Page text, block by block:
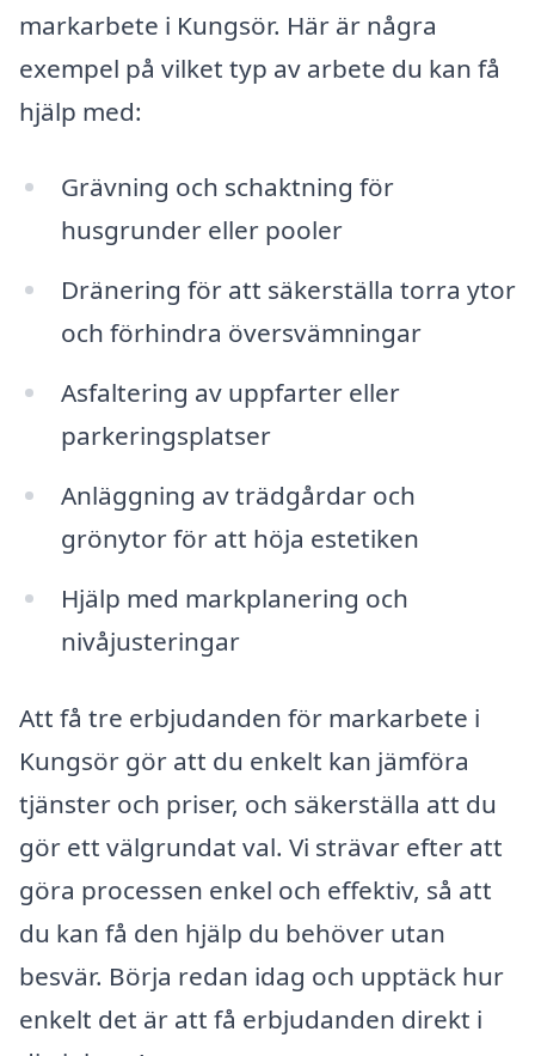
markarbete i Kungsör. Här är några
exempel på vilket typ av arbete du kan få
hjälp med:
Grävning och schaktning för
husgrunder eller pooler
Dränering för att säkerställa torra ytor
och förhindra översvämningar
Asfaltering av uppfarter eller
parkeringsplatser
Anläggning av trädgårdar och
grönytor för att höja estetiken
Hjälp med markplanering och
nivåjusteringar
Att få tre erbjudanden för markarbete i
Kungsör gör att du enkelt kan jämföra
tjänster och priser, och säkerställa att du
gör ett välgrundat val. Vi strävar efter att
göra processen enkel och effektiv, så att
du kan få den hjälp du behöver utan
besvär. Börja redan idag och upptäck hur
enkelt det är att få erbjudanden direkt i